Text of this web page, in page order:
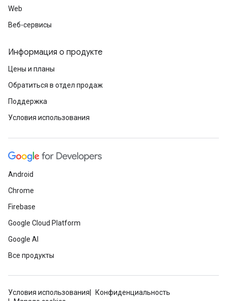
Web
Веб-сервисы
Информация о продукте
Цены и планы
Обратиться в отдел продаж
Поддержка
Условия использования
Android
Chrome
Firebase
Google Cloud Platform
Google AI
Все продукты
Условия использования
Конфиденциальность